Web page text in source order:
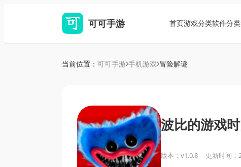
可可手游 首页游戏分类软件分类
当前位置： 可可手游 手机游戏 冒险解谜
波比的游戏
版本：v1.0.8 更新时间：